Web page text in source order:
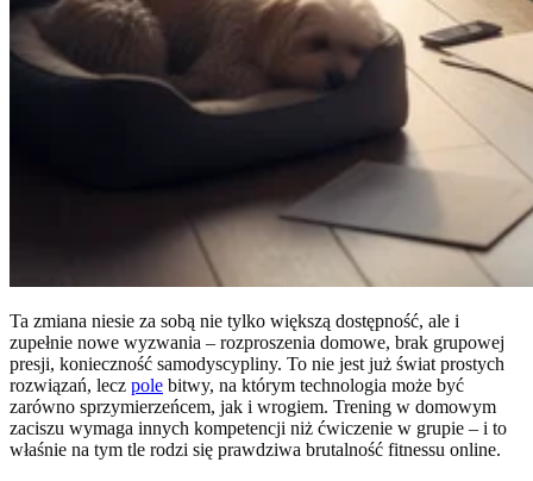
Ta zmiana niesie za sobą nie tylko większą dostępność, ale i
zupełnie nowe wyzwania – rozproszenia domowe, brak grupowej
presji, konieczność samodyscypliny. To nie jest już świat prostych
rozwiązań, lecz pole bitwy, na którym technologia może być
zarówno sprzymierzeńcem, jak i wrogiem. Trening w domowym
zaciszu wymaga innych kompetencji niż ćwiczenie w grupie – i to
właśnie na tym tle rodzi się prawdziwa brutalność fitnessu online.